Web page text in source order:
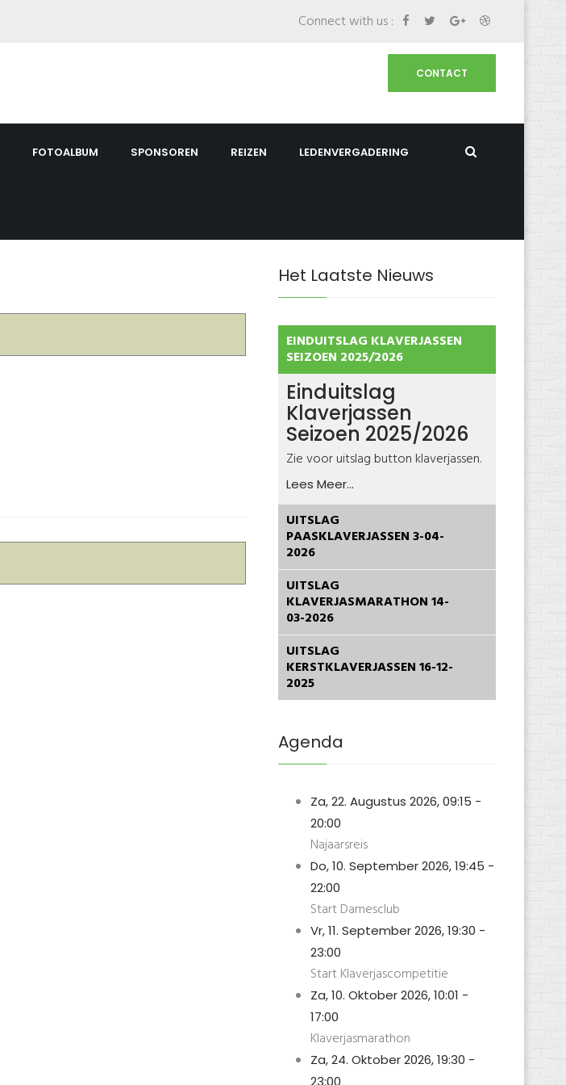
Connect with us :
CONTACT
FOTOALBUM SPONSOREN REIZEN LEDENVERGADERING
Het Laatste Nieuws
EINDUITSLAG KLAVERJASSEN
SEIZOEN 2025/2026
Einduitslag
Klaverjassen
Seizoen 2025/2026
Zie voor uitslag button klaverjassen.
Lees Meer...
UITSLAG
PAASKLAVERJASSEN 3-04-
2026
UITSLAG
KLAVERJASMARATHON 14-
03-2026
UITSLAG
KERSTKLAVERJASSEN 16-12-
2025
VinaGecko.com
Agenda
Za, 22. Augustus 2026,09:15 -
20:00
Najaarsreis
Do, 10. September 2026,19:45 -
22:00
Start Damesclub
Vr, 11. September 2026,19:30 -
23:00
Start Klaverjascompetitie
Za, 10. Oktober 2026,10:01 -
17:00
Klaverjasmarathon
Za, 24. Oktober 2026,19:30 -
23:00